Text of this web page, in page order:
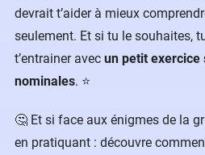
devrait t’aider à mieux
seulement. Et si tu le souhaites,
t’entrainer avec un petit exercice
nominales. ⭐
🤔 Et si face aux énigmes de la
en pratiquant : découvre